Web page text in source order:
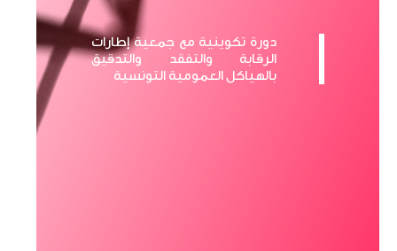
دورة تكوينية مع جمعية إطارات
الرقابة والتفقد والتدقيق
بالهياكل العمومية التونسية